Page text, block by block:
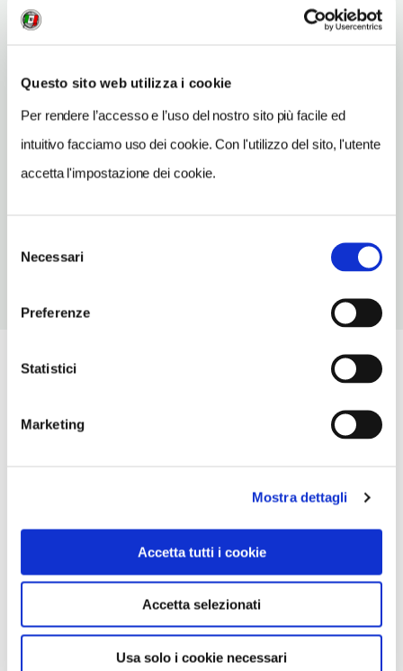
Questo sito web utilizza i cookie
Per rendere l’accesso e l’uso del nostro sito più facile ed
intuitivo facciamo uso dei cookie. Con l'utilizzo del sito, l'utente
accetta l'impostazione dei cookie.
delNecessari
Preferenze
Statistici
Marketing
Mostra dettagli
Accetta tutti i cookie
Accetta selezionati
Usa solo i cookie necessari
SITO WEB
INDIRIZZO EMAIL
pizzartist@gmail.com
TELEFONO
0515872755